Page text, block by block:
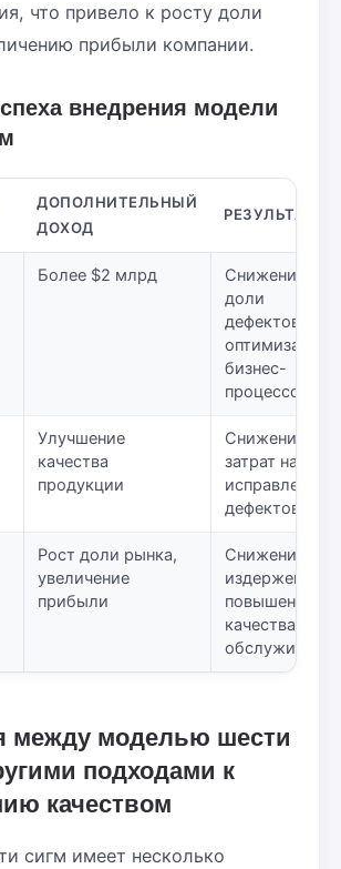
что привело к росту доли
прибыли компании.
внедрения модели
ДОПОЛНИТЕЛЬНЫЙ
ДОХОД
РЕЗУЛЬТАТЫ
Более $2 млрд
Снижение
доли
дефектов,
оптимизация
бизнес-
процессов
Улучшение
качества
продукции
Снижение
затрат на
исправление
дефектов
Рост доли рынка,
увеличение
прибыли
Снижение
издержек,
повышение
качества
обслуживания
между моделью шести
подходами к
качеством
сигм имеет несколько